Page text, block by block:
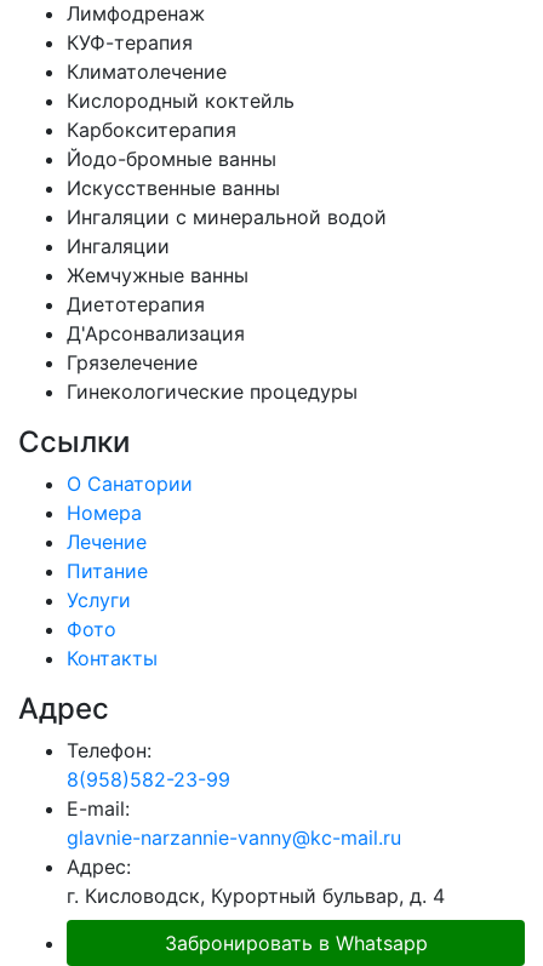
Лимфодренаж
КУФ-терапия
Климатолечение
Кислородный коктейль
Карбокситерапия
Йодо-бромные ванны
Искусственные ванны
Ингаляции с минеральной водой
Ингаляции
Жемчужные ванны
Диетотерапия
Д'Арсонвализация
Грязелечение
Гинекологические процедуры
Ссылки
О Санатории
Номера
Лечение
Питание
Услуги
Фото
Контакты
Адрес
Телефон:
8(958)582-23-99
E-mail:
glavnie-narzannie-vanny@kc-mail.ru
Адрес:
г. Кисловодск, Курортный бульвар, д. 4
Забронировать в Whatsapp